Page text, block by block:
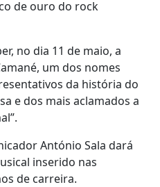
de ouro do rock
no dia 11 de maio, a
um dos nomes
da história do
e dos mais aclamados a
António Sala dará
inserido nas
de carreira.